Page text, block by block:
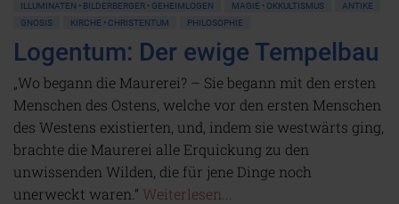
ILLUMINATEN • BILDERBERGER • GEHEIMLOGEN
MAGIE • OKKULTISMUS
ANTIKE
GNOSIS
KIRCHE • CHRISTENTUM PHILOSOPHIE
Logentum: Der ewige Tempelbau
„Wo begann die Maurerei? – Sie begann mit den ersten
Menschen des Ostens, welche vor den ersten Menschen
des Westens existierten, und, indem sie westwärts ging,
brachte die Maurerei alle Erquickung zu den
unwissenden Wilden, die für jene Dinge noch
unerweckt waren.“ Weiterlesen...